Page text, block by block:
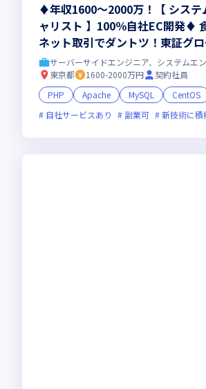
♦年収1600～2000万！【 システ
ャリスト 】100％自社EC開発♦
ネット取引でダントツ！東証グ
サーバーサイドエンジニア、システムエ
東京都
1600-2000万円
契約社員
PHP
Apache MySQL
CentOS
自社サービスあり
副業可 新技術に積